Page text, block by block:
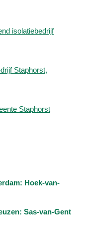
isolatiebedrijf
Staphorst,
Staphorst
Hoek-van-
Sas-van-Gent